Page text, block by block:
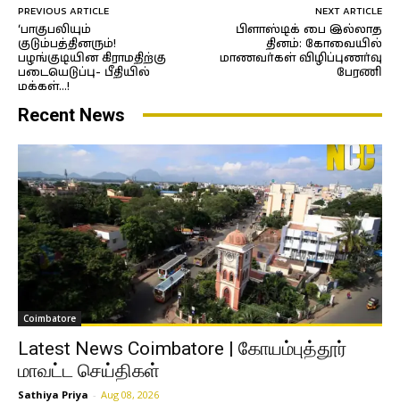
PREVIOUS ARTICLE
‘பாகுபலியும்
குடும்பத்தினரும்!
பழங்குடியின கிராமதிற்கு
படையெடுப்பு- பீதியில்
மக்கள்…!
NEXT ARTICLE
பிளாஸ்டிக் பை இல்லாத
தினம்: கோவையில்
மாணவர்கள் விழிப்புணர்வு
பேரணி
Recent News
Coimbatore
Latest News Coimbatore | கோயம்புத்தூர்
மாவட்ட செய்திகள்
Sathiya Priya - Aug 08, 2026